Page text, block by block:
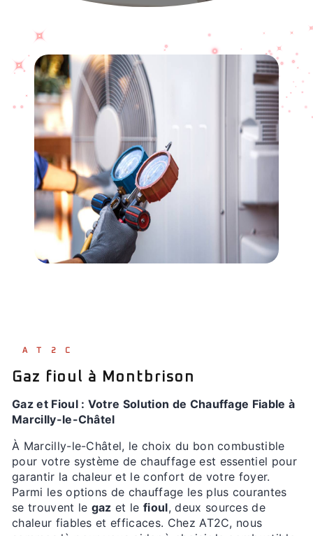
AT2C
Gaz fioul à Montbrison
Gaz et Fioul : Votre Solution de Chauffage Fiable à
Marcilly-le-Châtel
À Marcilly-le-Châtel, le choix du bon combustible
pour votre système de chauffage est essentiel pour
garantir la chaleur et le confort de votre foyer.
Parmi les options de chauffage les plus courantes
se trouvent le gaz et lefioul, deux sources de
chaleur fiables et efficaces. Chez AT2C, nous